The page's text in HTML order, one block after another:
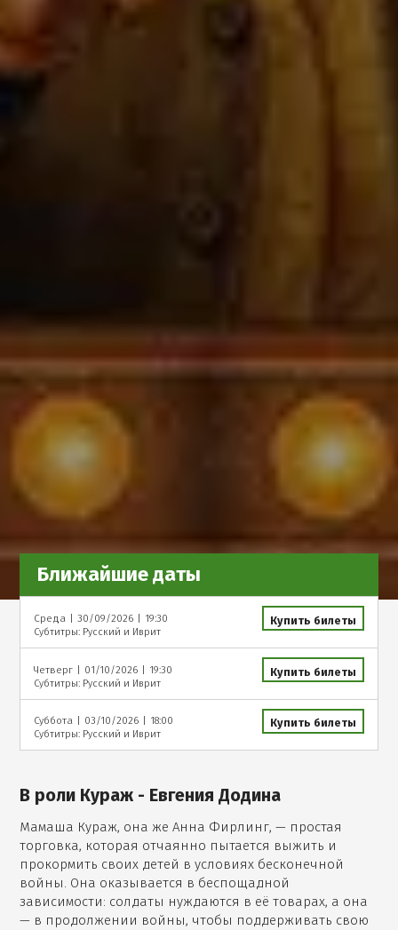
Ближайшие даты
Среда 30/09/2026 19:30 Купить билеты
Субтитры: Русский и Иврит
Четверг | 01/10/2026 | 19:30 Купить билеты
Субтитры: Русский и Иврит
Суббота 03/10/2026 18:00 Купить билеты
Субтитры: Русский и Иврит
В роли Кураж - Евгения Додина
Мамаша Кураж, она же Анна Фирлинг, — простая
торговка, которая отчаянно пытается выжить и
прокормить своих детей в условиях бесконечной
войны. Она оказывается в беспощадной
зависимости: солдаты нуждаются в её товарах, а она
— в продолжении войны, чтобы поддерживать свою